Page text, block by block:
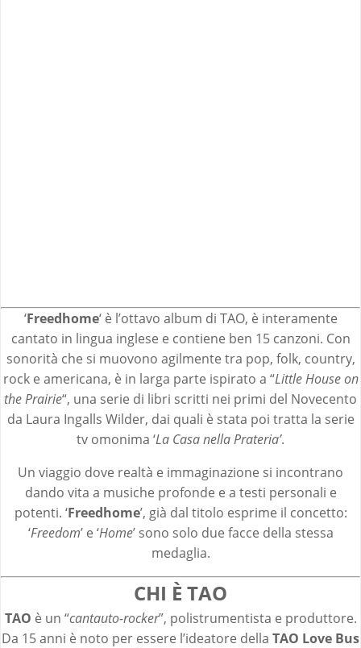
‘Freedhome‘ è l’ottavo album di TAO, è interamente
cantato in lingua inglese e contiene ben 15 canzoni. Con
sonorità che si muovono agilmente tra pop, folk, country,
rock e americana, è in larga parte ispirato a “Little House on
the Prairie“, una serie di libri scritti nei primi del Novecento
da Laura Ingalls Wilder, dai quali è stata poi tratta la serie
tv omonima ‘La Casa nella Prateria’.
Un viaggio dove realtà e immaginazione si incontrano
dando vita a musiche profonde e a testi personali e
potenti. ‘Freedhome’, già dal titolo esprime il concetto:
‘Freedom’ e ‘Home’ sono solo due facce della stessa
medaglia.
CHI È TAO
TAO è un “cantauto-rocker”, polistrumentista e produttore.
Da 15 anni è noto per essere l’ideatore della TAO Love Bus